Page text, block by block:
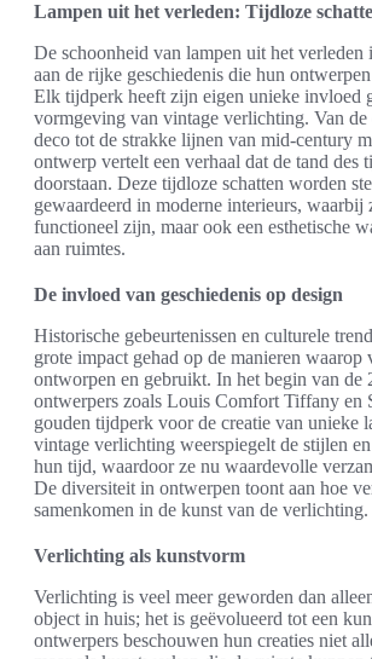
Lampen uit het verleden: Tijdloze
De schoonheid van lampen uit het verleden
aan de rijke geschiedenis die hun
Elk tijdperk heeft zijn eigen unieke invloed
vormgeving van vintage verlichting. Van de
deco tot de strakke lijnen van mid-century
ontwerp vertelt een verhaal dat de tand des
doorstaan. Deze tijdloze schatten worden
gewaardeerd in moderne interieurs, waarbij
functioneel zijn, maar ook een esthetische
aan ruimtes.
De invloed van geschiedenis op design
Historische gebeurtenissen en culturele
grote impact gehad op de manieren waarop
ontworpen en gebruikt. In het begin van de
ontwerpers zoals Louis Comfort Tiffany en
gouden tijdperk voor de creatie van unieke
vintage verlichting weerspiegelt de stijlen
hun tijd, waardoor ze nu waardevolle
De diversiteit in ontwerpen toont aan hoe
samenkomen in de kunst van de verlichting.
Verlichting als kunstvorm
Verlichting is veel meer geworden dan
object in huis; het is geëvolueerd tot een
ontwerpers beschouwen hun creaties niet